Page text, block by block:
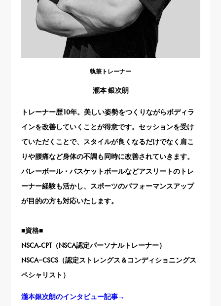
執筆トレーナー
瀧本 銀次朗
トレーナー歴10年。美しい姿勢をつくりながらボディラ
インを改善していくことが得意です。セッションを受け
ていただくことで、スタイルが良くなるだけでなく肩こ
りや腰痛など身体の不調も同時に改善されていきます。
バレーボール・バスケットボールなどアスリートのトレ
ーナー経験も活かし、スポーツのパフォーマンスアップ
が目的の方も対応いたします。
■資格■
NSCA-CPT（NSCA認定パーソナルトレーナー）
NSCA−CSCS（認定ストレングス＆コンディショニングス
ペシャリスト）
瀧本銀次朗のインタビュー記事→